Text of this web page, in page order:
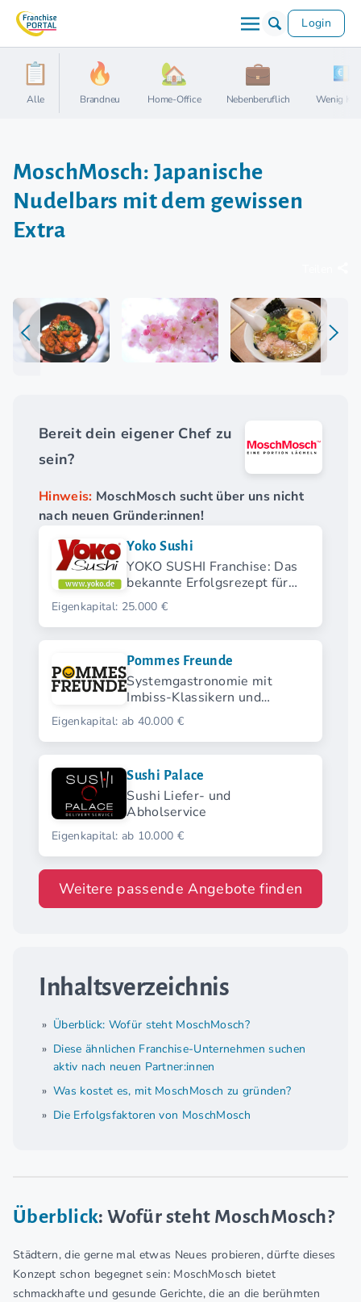
Login
Alle Brandneu Home-Office Nebenberuflich Wenig
MoschMosch: Japanische
Nudelbars mit dem gewissen
Extra
Bereit dein eigener Chef zu
sein?
Hinweis: MoschMosch sucht über uns nicht
nach neuen Gründer:innen!
Yoko Sushi
YOKO SUSHI Franchise: Das
bekannte Erfolgsrezept für
deine Selbstständigkeit.
Eigenkapital: 25.000 €
Pommes Freunde
Systemgastronomie mit
Imbiss-Klassikern und
modernen Streetfood-
Highlights.
Eigenkapital: ab 40.000 €
Sushi Palace
Sushi Liefer- und
Abholservice
Eigenkapital: ab 10.000 €
Weitere passende Angebote finden
Inhaltsverzeichnis
Überblick: Wofür steht MoschMosch?
Diese ähnlichen Franchise-Unternehmen suchen
aktiv nach neuen Partner:innen
Was kostet es, mit MoschMosch zu gründen?
Die Erfolgsfaktoren von MoschMosch
Überblick: Wofür steht MoschMosch?
Städtern, die gerne mal etwas Neues probieren, dürfte dieses
Konzept schon begegnet sein: MoschMosch bietet
schmackhafte und gesunde Gerichte, die an die berühmten